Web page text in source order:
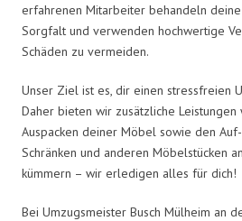
erfahrenen Mitarbeiter behandeln
Sorgfalt und verwenden hochwertige
Schäden zu vermeiden.
Unser Ziel ist es, dir einen stressfreien
Daher bieten wir zusätzliche Leistungen
Auspacken deiner Möbel sowie den
Schränken und anderen Möbelstücken
kümmern – wir erledigen alles für dich!
Bei Umzugsmeister Busch Mülheim an